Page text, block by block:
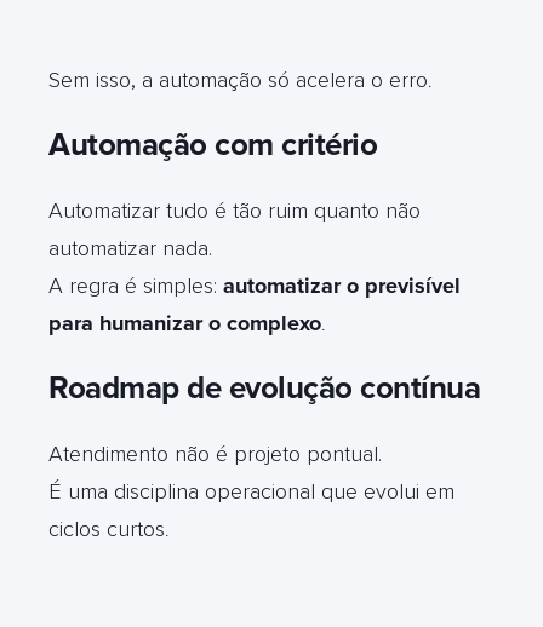
Sem isso, a automação só acelera o erro.
Automação com critério
Automatizar tudo é tão ruim quanto não
automatizar nada.
A regra é simples: automatizar o previsível
para humanizar o complexo.
Roadmap de evolução contínua
Atendimento não é projeto pontual.
É uma disciplina operacional que evolui em
ciclos curtos.